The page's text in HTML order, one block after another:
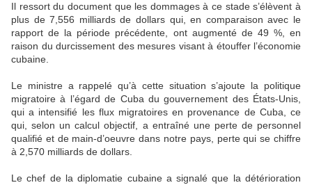
Il ressort du document que les dommages à ce stade s’élèvent à
plus de 7,556 milliards de dollars qui, en comparaison avec le
rapport de la période précédente, ont augmenté de 49 %, en
raison du durcissement des mesures visant à étouffer l’économie
cubaine.
Le ministre a rappelé qu’à cette situation s’ajoute la politique
migratoire à l’égard de Cuba du gouvernement des États-Unis,
qui a intensifié les flux migratoires en provenance de Cuba, ce
qui, selon un calcul objectif, a entraîné une perte de personnel
qualifié et de main-d’oeuvre dans notre pays, perte qui se chiffre
à 2,570 milliards de dollars.
Le chef de la diplomatie cubaine a signalé que la détérioration